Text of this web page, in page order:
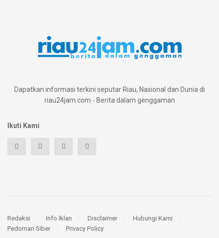
Dapatkan informasi terkini seputar Riau, Nasional dan Dunia di
riau24jam.com - Berita dalam genggaman
Ikuti Kami
Redaksi Info Iklan Disclaimer
Hubungi Kami
Pedoman Siber
Privacy Policy